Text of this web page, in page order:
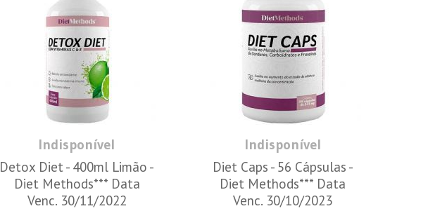
Indisponível
Detox Diet - 400ml Limão -
Diet Methods*** Data
Venc. 30/11/2022
Indisponível
Diet Caps - 56 Cápsulas -
Diet Methods*** Data
Venc. 30/10/2023